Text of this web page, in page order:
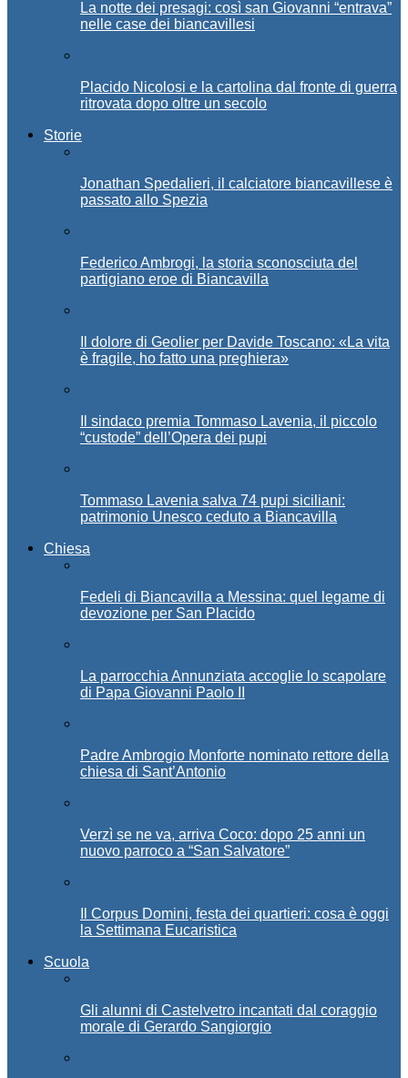
La notte dei presagi: così san Giovanni “entrava”
nelle case dei biancavillesi
Placido Nicolosi e la cartolina dal fronte di guerra
ritrovata dopo oltre un secolo
Storie
Jonathan Spedalieri, il calciatore biancavillese è
passato allo Spezia
Federico Ambrogi, la storia sconosciuta del
partigiano eroe di Biancavilla
Il dolore di Geolier per Davide Toscano: «La vita
è fragile, ho fatto una preghiera»
Il sindaco premia Tommaso Lavenia, il piccolo
“custode” dell’Opera dei pupi
Tommaso Lavenia salva 74 pupi siciliani:
patrimonio Unesco ceduto a Biancavilla
Chiesa
Fedeli di Biancavilla a Messina: quel legame di
devozione per San Placido
La parrocchia Annunziata accoglie lo scapolare
di Papa Giovanni Paolo II
Padre Ambrogio Monforte nominato rettore della
chiesa di Sant’Antonio
Verzì se ne va, arriva Coco: dopo 25 anni un
nuovo parroco a “San Salvatore”
Il Corpus Domini, festa dei quartieri: cosa è oggi
la Settimana Eucaristica
Scuola
Gli alunni di Castelvetro incantati dal coraggio
morale di Gerardo Sangiorgio